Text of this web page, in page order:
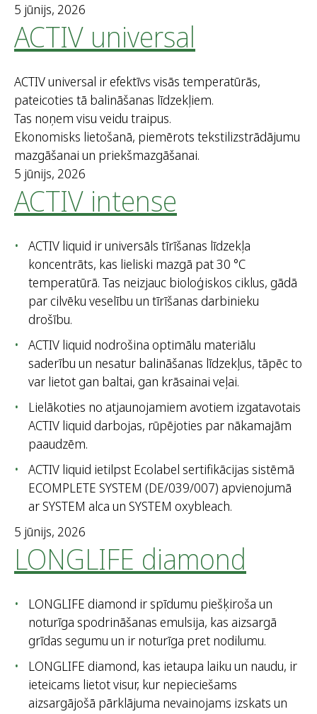
5 jūnijs, 2026
ACTIV universal
ACTIV universal ir efektīvs visās temperatūrās,
pateicoties tā balināšanas līdzekļiem.
Tas noņem visu veidu traipus.
Ekonomisks lietošanā, piemērots tekstilizstrādājumu
mazgāšanai un priekšmazgāšanai.
5 jūnijs, 2026
ACTIV intense
ACTIV liquid ir universāls tīrīšanas līdzekļa
koncentrāts, kas lieliski mazgā pat 30 °C
temperatūrā. Tas neizjauc bioloģiskos ciklus, gādā
par cilvēku veselību un tīrīšanas darbinieku
drošību.
ACTIV liquid nodrošina optimālu materiālu
saderību un nesatur balināšanas līdzekļus, tāpēc to
var lietot gan baltai, gan krāsainai veļai.
Lielākoties no atjaunojamiem avotiem izgatavotais
ACTIV liquid darbojas, rūpējoties par nākamajām
paaudzēm.
ACTIV liquid ietilpst Ecolabel sertifikācijas sistēmā
ECOMPLETE SYSTEM (DE/039/007) apvienojumā
ar SYSTEM alca un SYSTEM oxybleach.
5 jūnijs, 2026
LONGLIFE diamond
LONGLIFE diamond ir spīdumu piešķiroša un
noturīga spodrināšanas emulsija, kas aizsargā
grīdas segumu un ir noturīga pret nodilumu.
LONGLIFE diamond, kas ietaupa laiku un naudu, ir
ieteicams lietot visur, kur nepieciešams
aizsargājošā pārklājuma nevainojams izskats un